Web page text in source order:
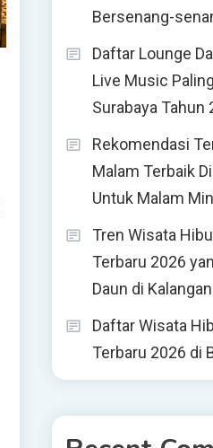
Bersenang-
Daftar Lounge
Live Music
Surabaya Tahun
Rekomendasi
Malam Terbaik
Untuk Malam
Tren Wisata
Terbaru 2026
Daun di
Daftar Wisata
Terbaru 2026 di